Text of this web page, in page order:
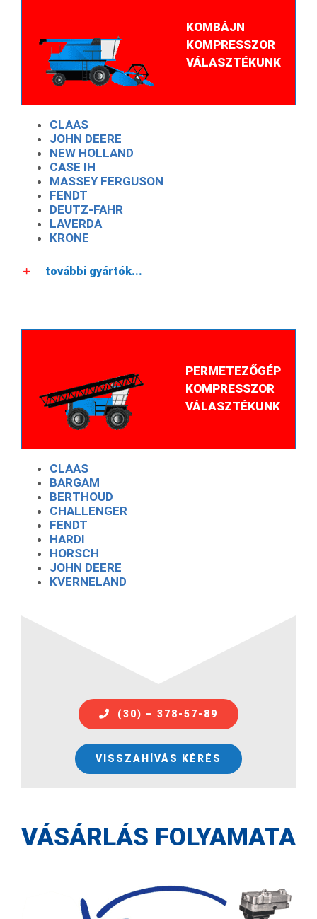
KOMBÁJN
KOMPRESSZOR
VÁLASZTÉKUNK
CLAAS
JOHN DEERE
NEW HOLLAND
CASE IH
MASSEY FERGUSON
FENDT
DEUTZ-FAHR
LAVERDA
KRONE
további gyártók...
PERMETEZŐGÉP
KOMPRESSZOR
VÁLASZTÉKUNK
CLAAS
BARGAM
BERTHOUD
CHALLENGER
FENDT
HARDI
HORSCH
JOHN DEERE
KVERNELAND
(30) – 378-57-89
VISSZAHÍVÁS KÉRÉS
VÁSÁRLÁS FOLYAMATA